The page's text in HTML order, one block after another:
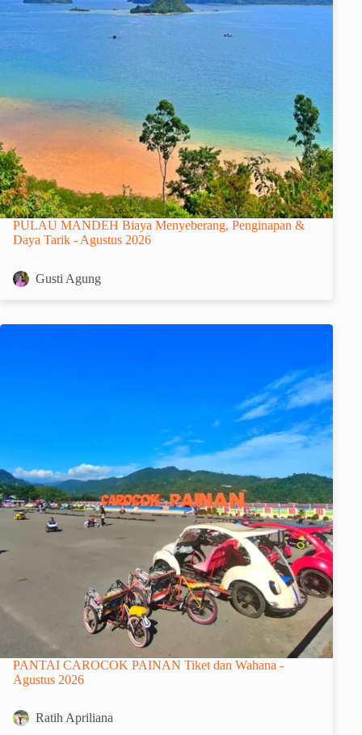
PULAU MANDEH Biaya Menyeberang, Penginapan &
Daya Tarik - Agustus 2026
Gusti Agung
PANTAI CAROCOK PAINAN Tiket dan Wahana -
Agustus 2026
Ratih Apriliana